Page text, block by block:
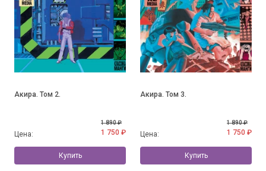
Акира. Том 2.
Цена:
1 890 ₽
1 750 ₽
Купить
Акира. Том 3.
Цена:
1 890 ₽
1 750 ₽
Купить